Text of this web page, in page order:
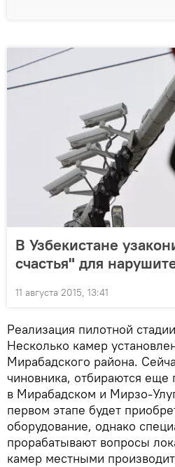
В Узбекистане
счастья" для
11 августа 2015, 13:41
Реализация пилотной
Несколько камер
Мирабадского района.
чиновника, отбираются еще
в Мирабадском и Мирзо-
первом этапе будет
оборудование, однако
прорабатывают вопросы
камер местными